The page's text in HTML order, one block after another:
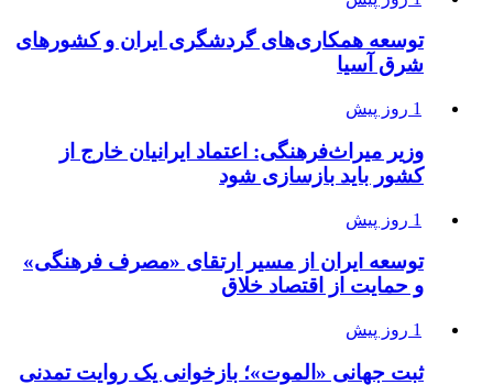
توسعه همکاری‌های گردشگری ایران و کشورهای
شرق آسیا
1 روز پیش
وزیر میراث‌فرهنگی: اعتماد ایرانیان خارج از
کشور باید بازسازی شود
1 روز پیش
توسعه ایران از مسیر ارتقای «مصرف فرهنگی»
و حمایت از اقتصاد خلاق
1 روز پیش
ثبت جهانی «الموت»؛ بازخوانی یک روایت تمدنی